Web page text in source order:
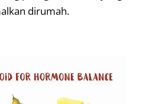
dirumah.